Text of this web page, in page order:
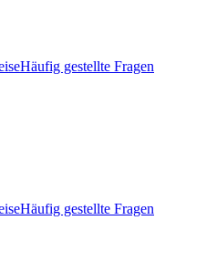
Häufig gestellte Fragen
Häufig gestellte Fragen